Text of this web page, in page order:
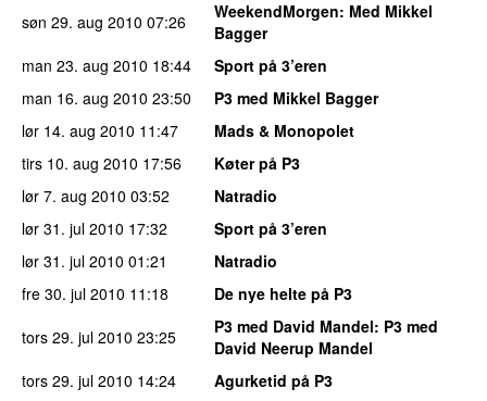
søn 29. aug 2010 07:26 WeekendMorgen: Med Mikkel
Bagger
man 23. aug 2010 18:44
Sport på 3’eren
man 16. aug 2010 23:50
P3 med Mikkel Bagger
lør 14. aug 2010 11:47
Mads & Monopolet
tirs 10. aug 2010 17:56
Køter på P3
lør 7. aug 2010 03:52
Natradio
lør 31. jul 2010 17:32
Sport på 3’eren
lør 31. jul 2010 01:21
Natradio
fre 30. jul 2010 11:18
De nye helte på P3
tors 29. jul 2010 23:25 P3 med David Mandel: P3 med
David Neerup Mandel
tors 29. jul 2010 14:24
Agurketid på P3